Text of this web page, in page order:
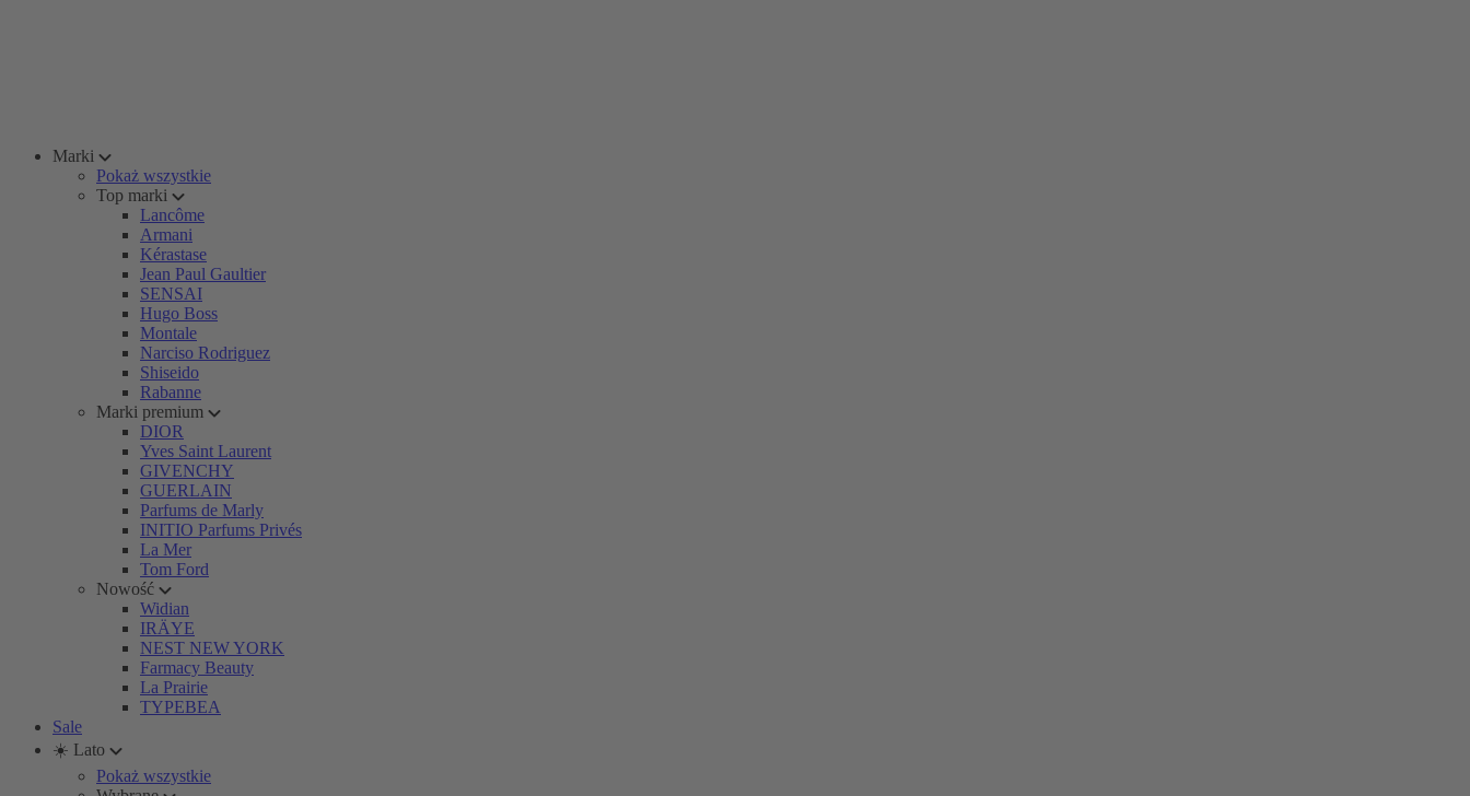
Marki
Pokaż wszystkie
Top marki
Lancôme
Armani
Kérastase
Jean Paul Gaultier
SENSAI
Hugo Boss
Montale
Narciso Rodriguez
Shiseido
Rabanne
Marki premium
DIOR
Yves Saint Laurent
GIVENCHY
GUERLAIN
Parfums de Marly
INITIO Parfums Privés
La Mer
Tom Ford
Nowość
Widian
IRÄYE
NEST NEW YORK
Farmacy Beauty
La Prairie
TYPEBEA
Sale
☀️ Lato
Pokaż wszystkie